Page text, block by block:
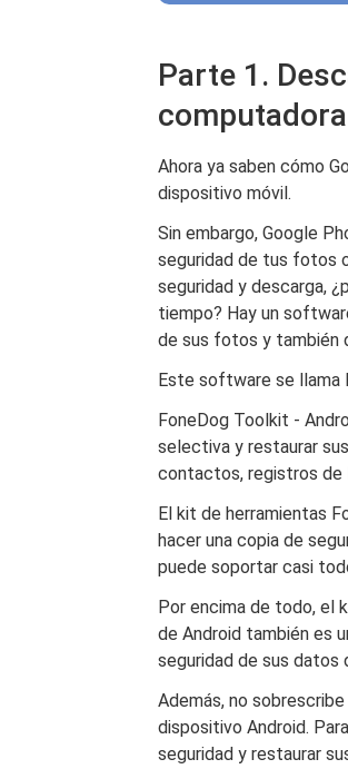
Parte 1.
Ahora ya saben cómo
dispositivo móvil.
Sin embargo, Google
seguridad de tus fotos
seguridad y descarga,
tiempo? Hay un
de sus fotos y también
Este software se llama
FoneDog Toolkit -
selectiva y restaurar
contactos, registros de
El kit de herramientas
hacer una copia de
puede soportar casi
Por encima de todo, el
de Android también es
seguridad de sus datos
Además, no
dispositivo Android.
seguridad y restaurar